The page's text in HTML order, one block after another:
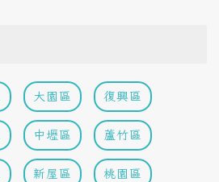
大園區 復興區
中壢區 蘆竹區
新屋區 桃園區